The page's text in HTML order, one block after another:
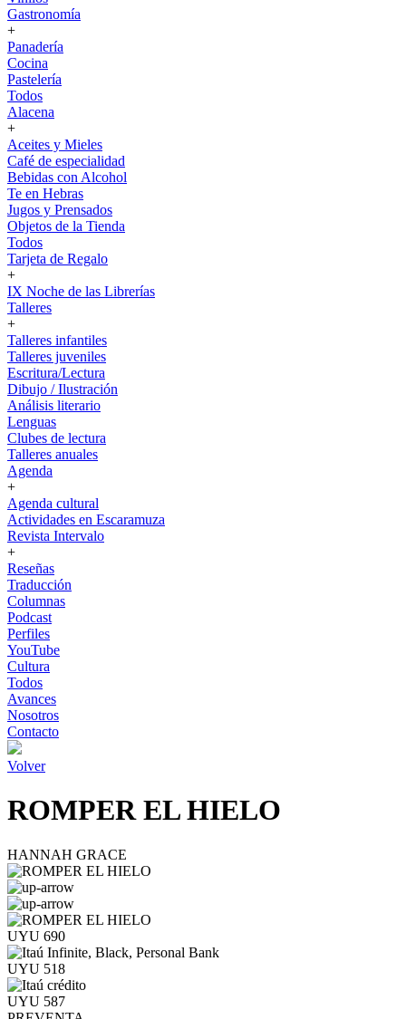
Gastronomía
+
Panadería
Cocina
Pastelería
Todos
Alacena
+
Aceites y Mieles
Café de especialidad
Bebidas con Alcohol
Te en Hebras
Jugos y Prensados
Objetos de la Tienda
Todos
Tarjeta de Regalo
+
IX Noche de las Librerías
Talleres
+
Talleres infantiles
Talleres juveniles
Escritura/Lectura
Dibujo / Ilustración
Análisis literario
Lenguas
Clubes de lectura
Talleres anuales
Agenda
+
Agenda cultural
Actividades en Escaramuza
Revista Intervalo
+
Reseñas
Traducción
Columnas
Podcast
Perfiles
YouTube
Cultura
Todos
Avances
Nosotros
Contacto
Volver
ROMPER EL HIELO
HANNAH GRACE
UYU 690
UYU 518
UYU 587